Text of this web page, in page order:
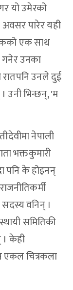
यो उमेरको
पारेर यही
एक साथ
गनेर उनका
उनले दुई
उनी भिन्छन्, 'म
नेपाली
भक्तकुमारी
पनि के होइनन्
सदस्य वनिन् ।
समितिकी
। केही
एकल चित्रकला